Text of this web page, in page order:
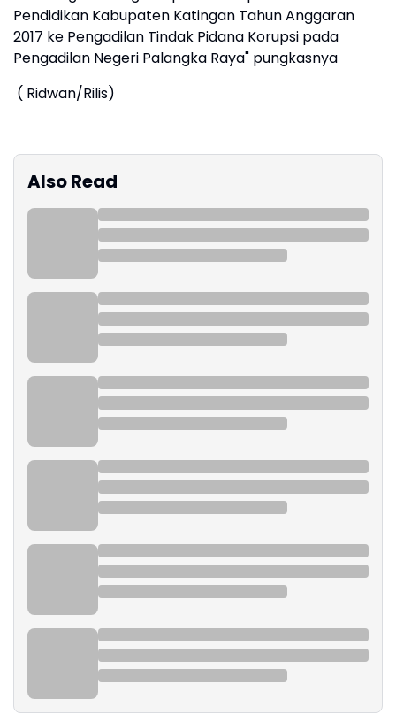
Pendidikan Kabupaten Katingan Tahun Anggaran
2017 ke Pengadilan Tindak Pidana Korupsi pada
Pengadilan Negeri Palangka Raya" pungkasnya
( Ridwan/Rilis)
Also Read